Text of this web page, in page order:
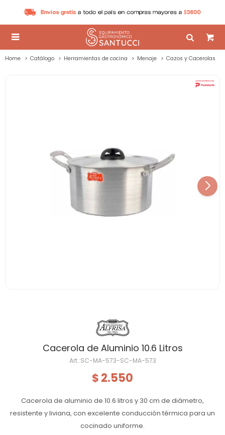

Home Catálogo Herramientas de cocina Menaje Cazos y Cacerolas
Cacerola de Aluminio 10.6 Litros
SC-MA-573-SC-MA-573
$ 2.550
Cacerola de aluminio de 10.6 litros y 30 cm de diámetro,
resistente y liviana, con excelente conducción térmica para un
cocinado uniforme.